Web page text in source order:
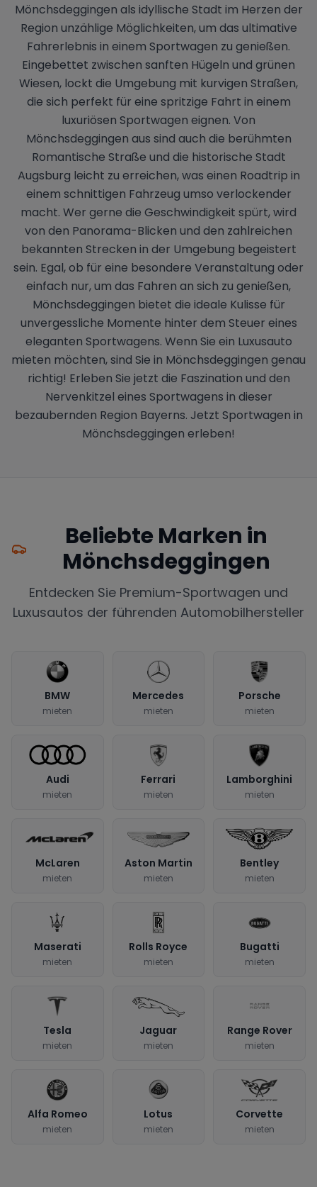
Mönchsdeggingen als idyllische Stadt im Herzen der
Region unzählige Möglichkeiten, um das ultimative
Fahrerlebnis in einem Sportwagen zu genießen.
Eingebettet zwischen sanften Hügeln und grünen
Wiesen, lockt die Umgebung mit kurvigen Straßen,
die sich perfekt für eine spritzige Fahrt in einem
luxuriösen Sportwagen eignen. Von
Mönchsdeggingen aus sind auch die berühmten
Romantische Straße und die historische Stadt
Augsburg leicht zu erreichen, was einen Roadtrip in
einem schnittigen Fahrzeug umso verlockender
macht. Wer gerne die Geschwindigkeit spürt, wird
von den Panorama-Blicken und den zahlreichen
bekannten Strecken in der Umgebung begeistert
sein. Egal, ob für eine besondere Veranstaltung oder
einfach nur, um das Fahren an sich zu genießen,
Mönchsdeggingen bietet die ideale Kulisse für
unvergessliche Momente hinter dem Steuer eines
eleganten Sportwagens. Wenn Sie ein Luxusauto
mieten möchten, sind Sie in Mönchsdeggingen genau
richtig! Erleben Sie jetzt die Faszination und den
Nervenkitzel eines Sportwagens in dieser
bezaubernden Region Bayerns. Jetzt Sportwagen in
Mönchsdeggingen erleben!
Beliebte Marken in
Mönchsdeggingen
Entdecken Sie Premium-Sportwagen und
Luxusautos der führenden Automobilhersteller
BMW
mieten
Mercedes
mieten
Porsche
mieten
Audi
mieten
Ferrari
mieten
Lamborghini
mieten
McLaren
mieten
Aston Martin
mieten
Bentley
mieten
Maserati
mieten
Rolls Royce
mieten
Bugatti
mieten
Tesla
mieten
Jaguar
mieten
Range Rover
mieten
Alfa Romeo
mieten
Lotus
mieten
Corvette
mieten